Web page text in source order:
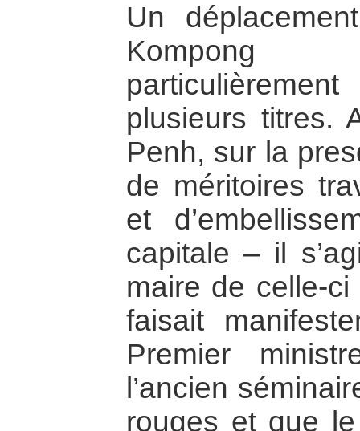
Un
Kompong
plusieurs titres.
Penh, sur la
de méritoires
et
capitale – il
maire de celle-
faisait
Premier
l’ancien
rouges et que